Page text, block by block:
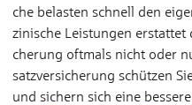
che be­­las­­ten schnell den
zi­­ni­­sche Leis­­tun­­gen
che­­rung oft­­mals nicht oder
satz­­ver­­si­­che­­rung schüt­­zen
und si­­chern sich ei­­ne